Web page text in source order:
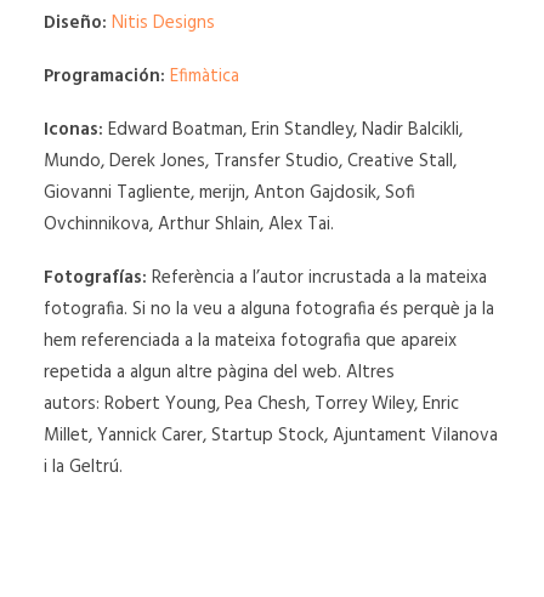
SEARCH
Diseño: Nitis Designs
Programación: Efimàtica
Iconas: Edward Boatman, Erin Standley, Nadir Balcikli,
Mundo, Derek Jones, Transfer Studio, Creative Stall,
Giovanni Tagliente, merijn, Anton Gajdosik, Sofi
Ovchinnikova, Arthur Shlain, Alex Tai.
Fotografías: Referència a l’autor incrustada a la mateixa
fotografia. Si no la veu a alguna fotografia és perquè ja la
hem referenciada a la mateixa fotografia que apareix
repetida a algun altre pàgina del web. Altres
autors: Robert Young, Pea Chesh, Torrey Wiley, Enric
Millet, Yannick Carer, Startup Stock, Ajuntament Vilanova
i la Geltrú.